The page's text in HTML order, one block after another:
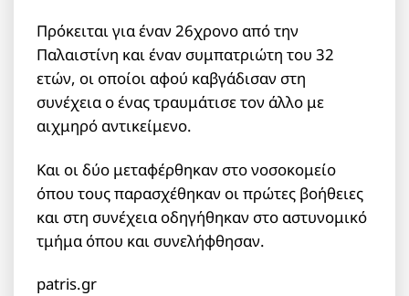
Πρόκειται για έναν 26χρονο από την
Παλαιστίνη και έναν συμπατριώτη του 32
ετών, οι οποίοι αφού καβγάδισαν στη
συνέχεια ο ένας τραυμάτισε τον άλλο με
αιχμηρό αντικείμενο.
Και οι δύο μεταφέρθηκαν στο νοσοκομείο
όπου τους παρασχέθηκαν οι πρώτες βοήθειες
και στη συνέχεια οδηγήθηκαν στο αστυνομικό
τμήμα όπου και συνελήφθησαν.
patris.gr